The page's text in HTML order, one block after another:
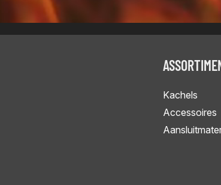
Kachels
Accessoires